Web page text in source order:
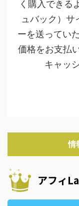
く購入できる
ュバック）サ
ーを送ってい
価格をお支払
キャッ
情
アフィ